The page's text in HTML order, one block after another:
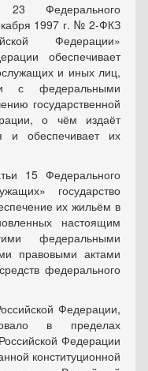
Федерального
1997 г. № 2-ФКЗ
Федерации»
обеспечивает
и иных лиц,
с федеральными
государственной
о чём издаёт
и обеспечивает их
15 Федерального
государство
их жильём в
настоящим
федеральными
правовыми актами
федерального
Федерации,
в пределах
Федерации
конституционной